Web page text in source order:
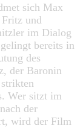
sich Max
Fritz und
im Dialog
bereits in
des
der Baronin
Wer sitzt im
der
wird der Film